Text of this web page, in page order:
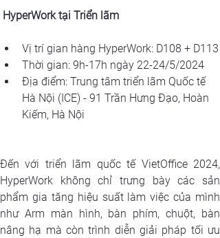
HyperWork tại Triển lãm
Vị trí gian hàng HyperWork: D108 + D113
Thời gian: 9h-17h ngày 22-24/5/2024
Địa điểm: Trung tâm triển lãm Quốc tế
Hà Nội (ICE) - 91 Trần Hưng Đạo, Hoàn
Kiếm, Hà Nội
Đến với triển lãm quốc tế VietOffice 2024,
HyperWork không chỉ trưng bày các sản
phẩm gia tăng hiệu suất làm việc của mình
như Arm màn hình, bàn phím, chuột, bàn
nâng hạ mà còn trình diễn giải pháp tối ưu